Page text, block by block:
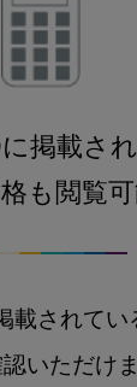
掲載さ
も閲覧
載されてい
いただけ